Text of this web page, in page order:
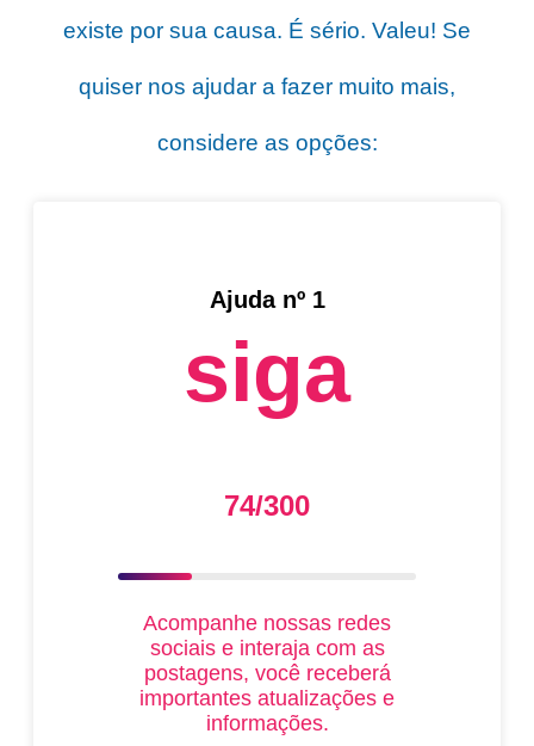
existe por sua causa. É sério. Valeu! Se
quiser nos ajudar a fazer muito mais,
considere as opções:
Ajuda nº 1
siga
74/300
Acompanhe nossas redes
sociais e interaja com as
postagens, você receberá
importantes atualizações e
informações.